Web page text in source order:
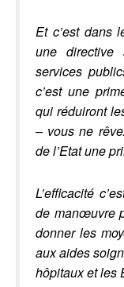
Et c’est dans
une directive
services
c’est une
qui réduiront
– vous ne
de l’Etat une
L’efficacité
de manœuvre
donner les
aux aides
hôpitaux et les